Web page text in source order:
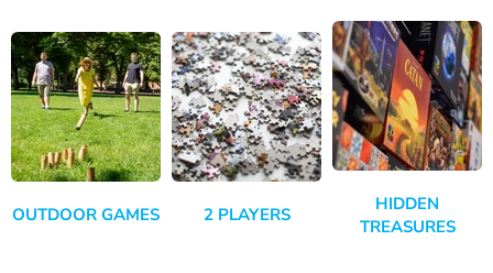
OUTDOOR GAMES 2 PLAYERS
HIDDEN
TREASURES